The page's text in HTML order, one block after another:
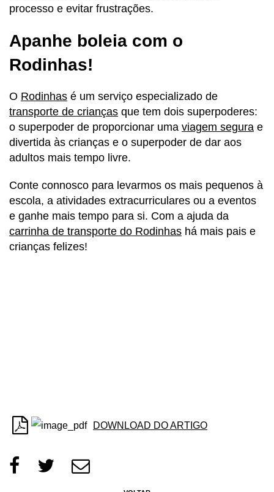
processo e evitar frustrações.
Apanhe boleia com o
Rodinhas!
O Rodinhas é um serviço especializado de
transporte de crianças que tem dois superpoderes:
o superpoder de proporcionar uma viagem segura e
divertida às crianças e o superpoder de dar aos
adultos mais tempo livre.
Conte connosco para levarmos os mais pequenos à
escola, a atividades extracurriculares ou a eventos
e ganhe mais tempo para si. Com a ajuda da
carrinha de transporte do Rodinhas há mais pais e
crianças felizes!
DOWNLOAD DO ARTIGO